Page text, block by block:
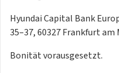
Hyundai Capital Bank
35–37, 60327 Frankfurt am
Bonität vorausgesetzt.